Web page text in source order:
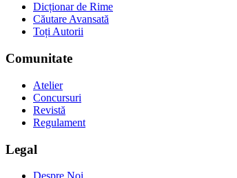
Dicționar de Rime
Căutare Avansată
Toți Autorii
Comunitate
Atelier
Concursuri
Revistă
Regulament
Legal